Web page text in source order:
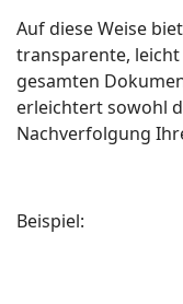
Auf diese Weise
transparente,
gesamten
erleichtert sowohl
Nachverfolgung
Beispiel: